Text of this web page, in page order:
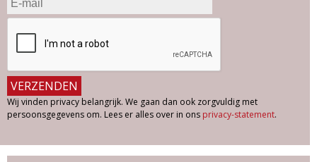
Wij vinden privacy belangrijk. We gaan dan ook zorgvuldig met
persoonsgegevens om. Lees er alles over in ons privacy-statement.